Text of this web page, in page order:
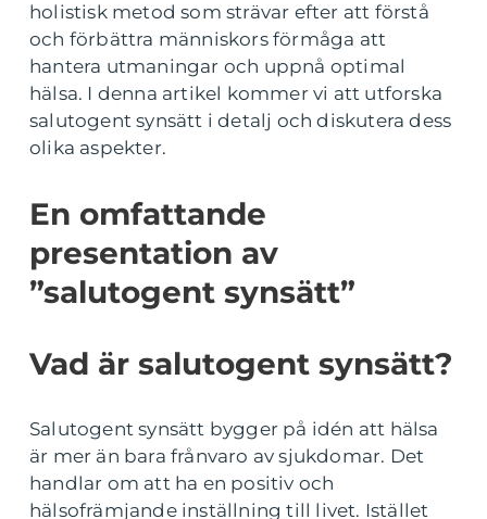
holistisk metod som strävar efter att förstå
och förbättra människors förmåga att
hantera utmaningar och uppnå optimal
hälsa. I denna artikel kommer vi att utforska
salutogent synsätt i detalj och diskutera dess
olika aspekter.
En omfattande
presentation av
”salutogent synsätt”
Vad är salutogent synsätt?
Salutogent synsätt bygger på idén att hälsa
är mer än bara frånvaro av sjukdomar. Det
handlar om att ha en positiv och
hälsofrämjande inställning till livet. Istället